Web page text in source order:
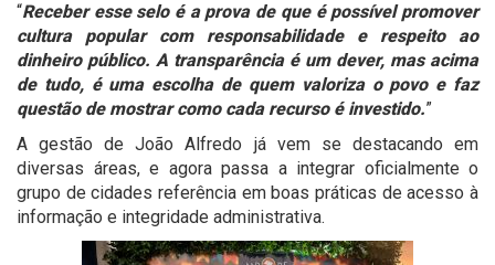
“Receber esse selo é a prova de que é possível promover
cultura popular com responsabilidade e respeito ao
dinheiro público. A transparência é um dever, mas acima
de tudo, é uma escolha de quem valoriza o povo e faz
questão de mostrar como cada recurso é investido.”
A gestão de João Alfredo já vem se destacando em
diversas áreas, e agora passa a integrar oficialmente o
grupo de cidades referência em boas práticas de acesso à
informação e integridade administrativa.